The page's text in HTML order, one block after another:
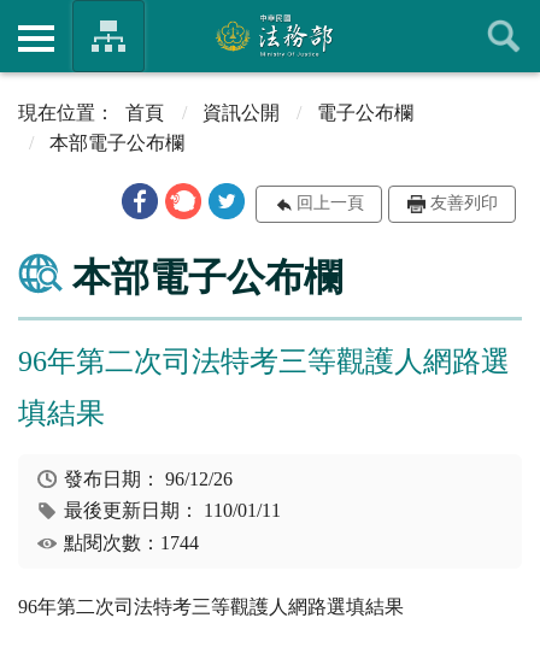
首頁 資訊公開
電子公布欄
本部電子公布欄
回上一頁 友善列印
本部電子公布欄
96年第二次司法特考三等觀護人網路選
填結果
發布日期：96/12/26
最後更新日期： 110/01/11
點閱次數：1744
96年第二次司法特考三等觀護人網路選填結果